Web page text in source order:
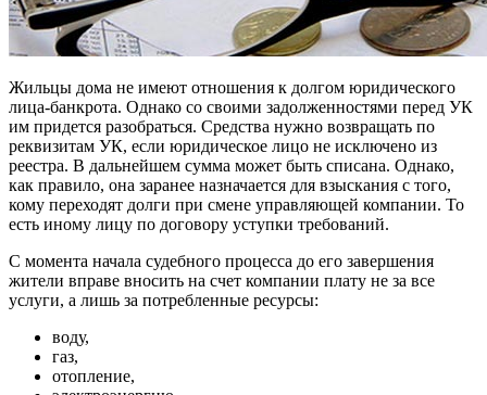
Жильцы дома не имеют отношения к долгом юридического
лица-банкрота. Однако со своими задолженностями перед УК
им придется разобраться. Средства нужно возвращать по
реквизитам УК, если юридическое лицо не исключено из
реестра. В дальнейшем сумма может быть списана. Однако,
как правило, она заранее назначается для взыскания с того,
кому переходят долги при смене управляющей компании. То
есть иному лицу по договору уступки требований.
С момента начала судебного процесса до его завершения
жители вправе вносить на счет компании плату не за все
услуги, а лишь за потребленные ресурсы:
воду,
газ,
отопление,